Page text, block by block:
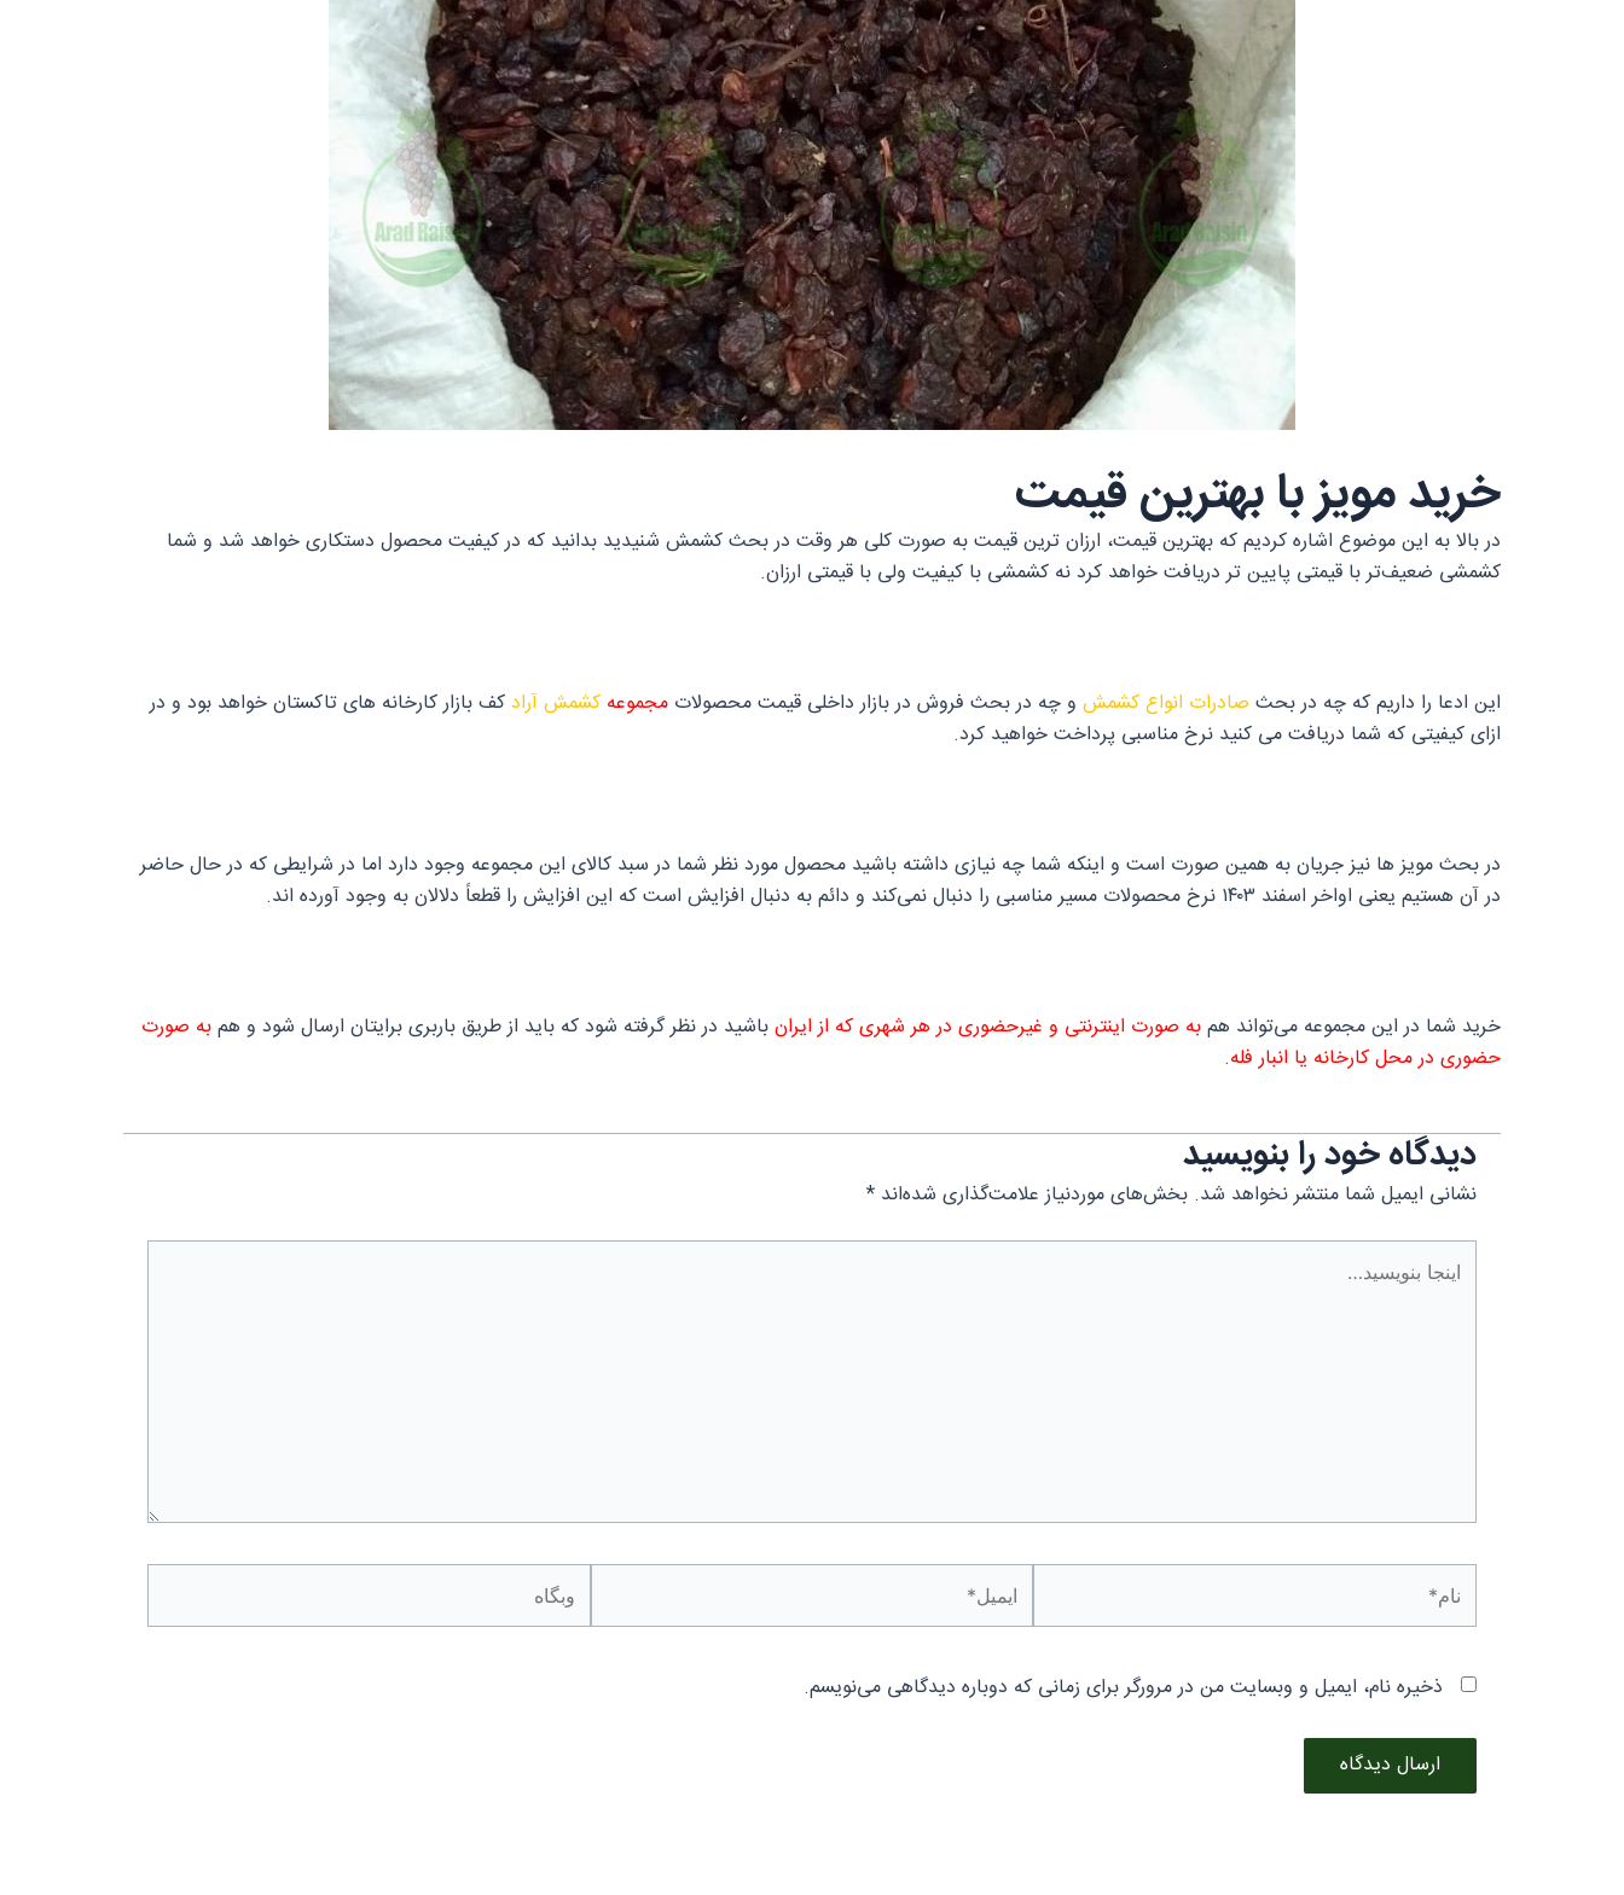
خرید مویز با بهترین قیمت
در بالا به این موضوع اشاره کردیم که بهترین قیمت، ارزان ترین قیمت به صورت کلی هر وقت در بحث کشمش شنیدید بدانید که در کیفیت محصول دستکاری خواهد شد و شما
کشمشی ضعیف‌تر با قیمتی پایین تر دریافت خواهد کرد نه کشمشی با کیفیت ولی با قیمتی ارزان.
این ادعا را داریم که چه در بحث صادرات انواع کشمش و چه در بحث فروش در بازار داخلی قیمت محصولات مجموعه کشمش آرادکف بازار کارخانه های تاکستان خواهد بود و در
ازای کیفیتی که شما دریافت می کنید نرخ مناسبی پرداخت خواهید کرد.
در بحث مویز ها نیز جریان به همین صورت است و اینکه شما چه نیازی داشته باشید محصول مورد نظر شما در سبد کالای این مجموعه وجود دارد اما در شرایطی که در حال حاضر
در آن هستیم یعنی اواخر اسفند ۱۴۰۳ نرخ محصولات مسیر مناسبی را دنبال نمی‌کند و دائم به دنبال افزایش است که این افزایش را قطعاً دلالان به وجود آورده اند.
خرید شما در این مجموعه می‌تواند همبه صورت اینترنتی و غیرحضوری در هر شهری که از ایرانباشید در نظر گرفته شود که باید از طریق باربری برایتان ارسال شود و همبه صورت
حضوری در محل کارخانه یا انبار فله.
دیدگاه‌ خود را بنویسید
نشانی ایمیل شما منتشر نخواهد شد. بخش‌های موردنیاز علامت‌گذاری شده‌اند *
بنویسید…
وبگاه
ذخیره نام، ایمیل و وبسایت من در مرورگر برای زمانی که دوباره دیدگاهی می‌نویسم.